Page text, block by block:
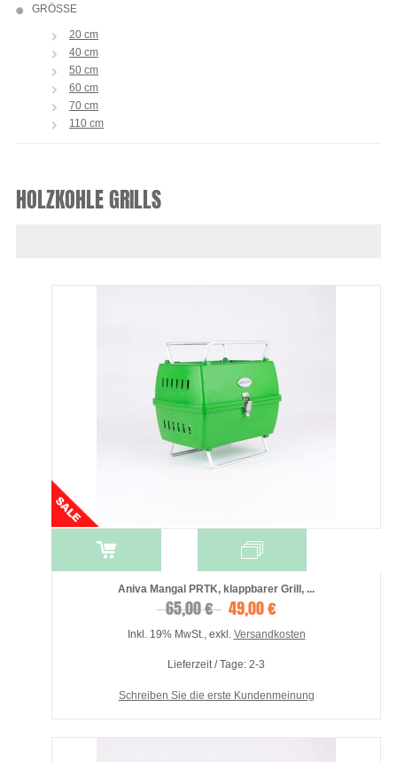
GRÖSSE
20 cm
40 cm
50 cm
60 cm
70 cm
110 cm
HOLZKOHLE GRILLS
Aniva Mangal PRTK, klappbarer Grill, ...
65,00 € 49,00 €
Inkl. 19% MwSt., exkl. Versandkosten
Lieferzeit / Tage: 2-3
Schreiben Sie die erste Kundenmeinung